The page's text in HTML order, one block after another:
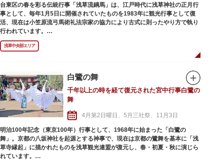
台東区の春を彩る伝統行事「浅草流鏑馬」は、江戸時代に浅草神社の正月行
事として、毎年1月5日に開催されていたものを1983年に観光行事として復
活、現在は小笠原流弓馬術礼法宗家の協力により古式に則ったやり方で執り
行われています。
「浅草流鏑馬」では、隅田公園の隅田リバーウォークから言問橋間に特別馬
場が作られ、鎌倉武士の狩装束を身にまとった射手が疾走する馬上から、壱
し）に直垂（ひたたれ）の古式装束を着けた射手が、高さ約110cmの鹿の形
をした的を約20mの距離から弓で弾き、大勢の見物客が見守る中、その腕前
と所作の美しさを競い合います。
浅草中央部エリア
白鷺の舞
千年以上の時を経て復元された宮中行事白鷺の
舞
4月第2日曜日、5月三社祭、11月3日
明治100年記念（東京100年）行事として、1968年に始まった「白鷺の
舞」。京都の八坂神社を起源とする神事で、現在は京都の鷺舞を基本に「浅
草寺縁起」に描かれたものを浅草観光連盟が復元し、春・初夏・秋に演じら
れています。